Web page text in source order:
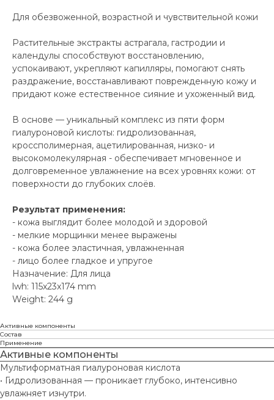
Для обезвоженной, возрастной и чувствительной кожи
Растительные экстракты астрагала, гастродии и
календулы способствуют восстановлению,
успокаивают, укрепляют капилляры, помогают снять
раздражение, восстанавливают поврежденную кожу и
придают коже естественное сияние и ухоженный вид.
В основе — уникальный комплекс из пяти форм
гиалуроновой кислоты: гидролизованная,
кроссполимерная, ацетилированная, низко- и
высокомолекулярная - обеспечивает мгновенное и
долговременное увлажнение на всех уровнях кожи: от
поверхности до глубоких слоёв.
Результат применения:
- кожа выглядит более молодой и здоровой
- мелкие морщинки менее выражены
- кожа более эластичная, увлажненная
- лицо более гладкое и упругое
Назначение: Для лица
lwh: 115x23x174 mm
Weight: 244 g
Активные компоненты
Состав
Применение
Активные компоненты
Мультиформатная гиалуроновая кислота
• Гидролизованная — проникает глубоко, интенсивно
увлажняет изнутри.